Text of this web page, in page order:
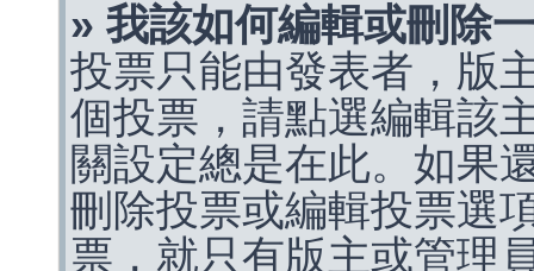
» 我該如何編輯或刪除
投票只能由發表者，版
個投票，請點選編輯該
關設定總是在此。如果
刪除投票或編輯投票選
票，就只有版主或管理